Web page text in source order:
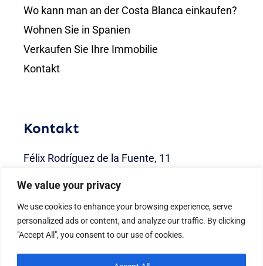
We value your privacy
We use cookies to enhance your browsing experience, serve
personalized ads or content, and analyze our traffic. By clicking
"Accept All", you consent to our use of cookies.
Wo kann man an der Costa Blanca einkaufen?
Wohnen Sie in Spanien
Verkaufen Sie Ihre Immobilie
Kontakt
Kontakt
Félix Rodríguez de la Fuente, 11
info@mydreamhomespain.com
+34 680 41 37 36